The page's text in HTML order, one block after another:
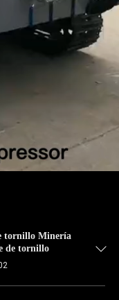
tornillo Minería
de tornillo